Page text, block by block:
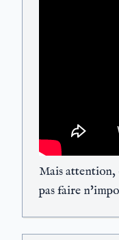
Mais attention,
pas faire